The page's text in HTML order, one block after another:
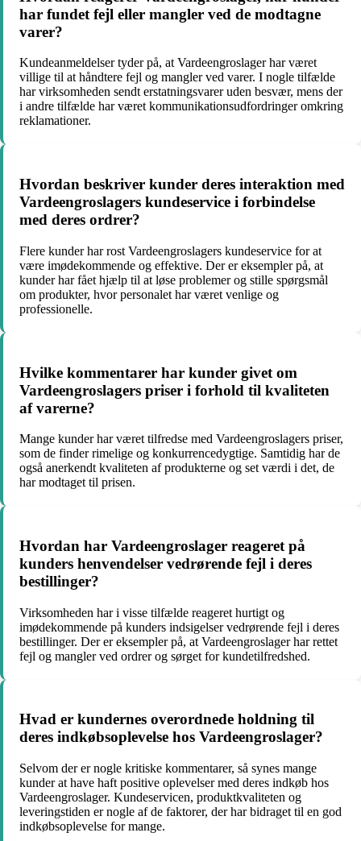
har fundet fejl eller mangler ved de modtagne
varer?
Kundeanmeldelser tyder på, at Vardeengroslager har været
villige til at håndtere fejl og mangler ved varer. I nogle tilfælde
har virksomheden sendt erstatningsvarer uden besvær, mens der
i andre tilfælde har været kommunikationsudfordringer omkring
reklamationer.
Hvordan beskriver kunder deres interaktion med
Vardeengroslagers kundeservice i forbindelse
med deres ordrer?
Flere kunder har rost Vardeengroslagers kundeservice for at
være imødekommende og effektive. Der er eksempler på, at
kunder har fået hjælp til at løse problemer og stille spørgsmål
om produkter, hvor personalet har været venlige og
professionelle.
Hvilke kommentarer har kunder givet om
Vardeengroslagers priser i forhold til kvaliteten
af varerne?
Mange kunder har været tilfredse med Vardeengroslagers priser,
som de finder rimelige og konkurrencedygtige. Samtidig har de
også anerkendt kvaliteten af produkterne og set værdi i det, de
har modtaget til prisen.
Hvordan har Vardeengroslager reageret på
kunders henvendelser vedrørende fejl i deres
bestillinger?
Virksomheden har i visse tilfælde reageret hurtigt og
imødekommende på kunders indsigelser vedrørende fejl i deres
bestillinger. Der er eksempler på, at Vardeengroslager har rettet
fejl og mangler ved ordrer og sørget for kundetilfredshed.
Hvad er kundernes overordnede holdning til
deres indkøbsoplevelse hos Vardeengroslager?
Selvom der er nogle kritiske kommentarer, så synes mange
kunder at have haft positive oplevelser med deres indkøb hos
Vardeengroslager. Kundeservicen, produktkvaliteten og
leveringstiden er nogle af de faktorer, der har bidraget til en god
indkøbsoplevelse for mange.